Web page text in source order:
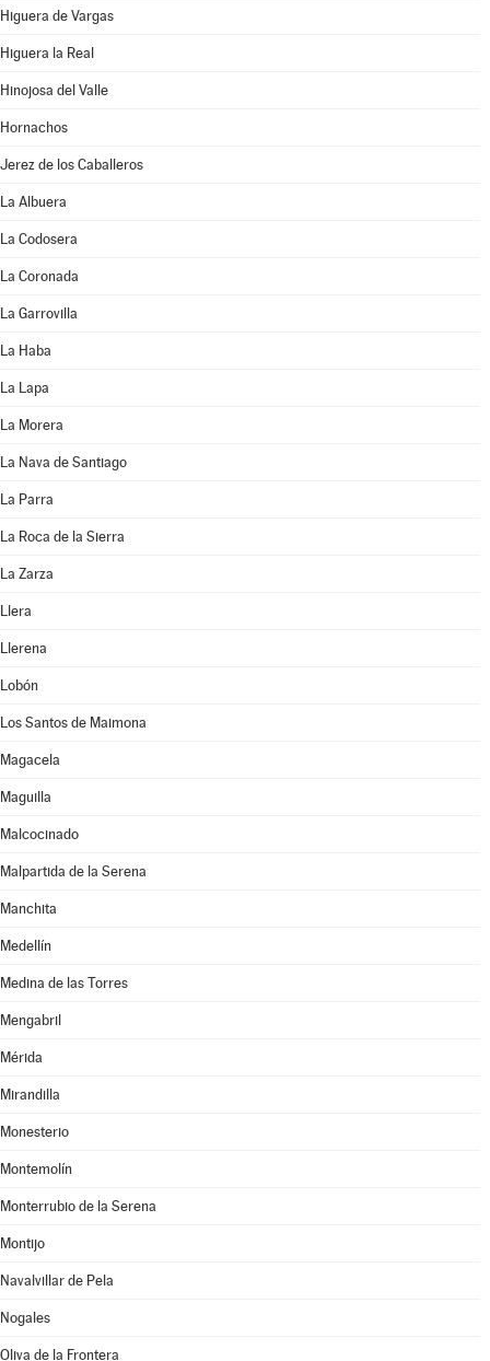
Higuera de Vargas
Higuera la Real
Hinojosa del Valle
Hornachos
Jerez de los Caballeros
La Albuera
La Codosera
La Coronada
La Garrovilla
La Haba
La Lapa
La Morera
La Nava de Santiago
La Parra
La Roca de la Sierra
La Zarza
Llera
Llerena
Lobón
Los Santos de Maimona
Magacela
Maguilla
Malcocinado
Malpartida de la Serena
Manchita
Medellín
Medina de las Torres
Mengabril
Mérida
Mirandilla
Monesterio
Montemolín
Monterrubio de la Serena
Montijo
Navalvillar de Pela
Nogales
Oliva de la Frontera